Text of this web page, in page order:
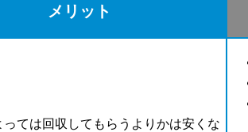
メリット
っては回収してもらうよりかは安くな